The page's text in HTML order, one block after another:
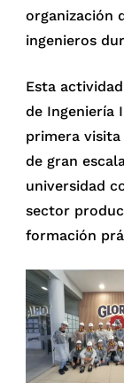
organización
ingenieros
Esta
de Ingeniería
primera
de gran
universidad
sector
formación